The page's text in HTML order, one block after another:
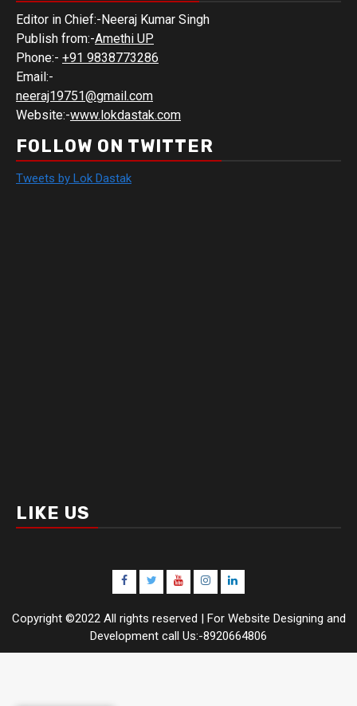
Editor in Chief:-Neeraj Kumar Singh
Publish from:-Amethi UP
Phone:- +91 9838773286
Email:-
neeraj19751@gmail.com
Website:-www.lokdastak.com
FOLLOW ON TWITTER
Tweets by Lok Dastak
LIKE US
Facebook
TwitterYoutubeInstagramLinkedIn
Copyright ©2022 All rights reserved | For Website Designing and
Development call Us:-8920664806